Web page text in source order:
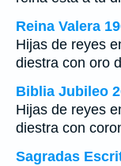
Reina Valera
Hijas de reyes
diestra con oro
Biblia Jubileo
Hijas de reyes
diestra con
Sagradas